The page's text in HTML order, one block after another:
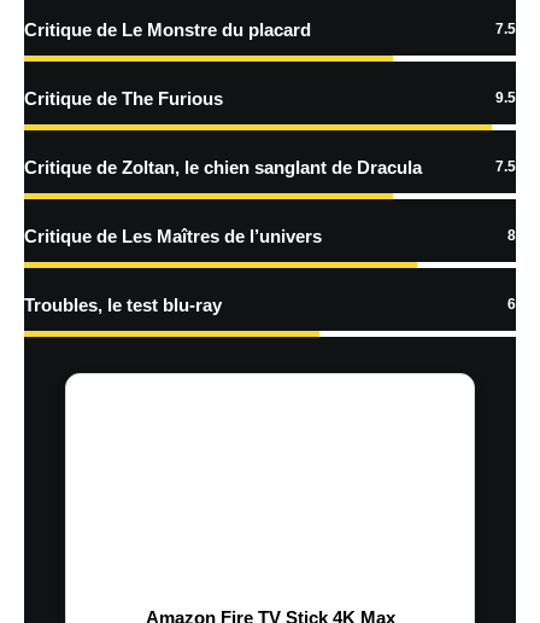
En savoir
traitées
Critique de Le Monstre du placard 7.5
Critique de The Furious 9.5
Critique de Zoltan, le chien sanglant de Dracula 7.5
Critique de Les Maîtres de l’univers 8
Troubles, le test blu-ray 6
Amazon Fire TV Stick 4K Max